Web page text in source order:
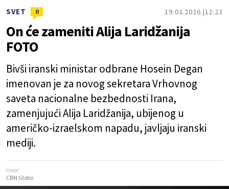
SVET 0 19.03.2026. 12:23
On će zameniti Alija Laridžanija
FOTO
Bivši iranski ministar odbrane Hosein Degan
imenovan je za novog sekretara Vrhovnog
saveta nacionalne bezbednosti Irana,
zamenjujući Alija Laridžanija, ubijenog u
američko-izraelskom napadu, javljaju iranski
mediji.
Izvor:
CBN Globo